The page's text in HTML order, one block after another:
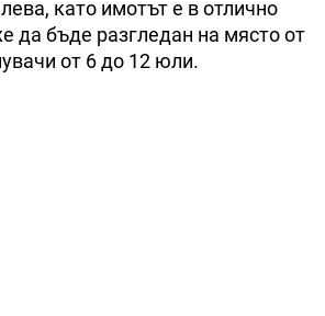
като имотът е в отлично
да бъде разгледан на място от
от 6 до 12 юли.